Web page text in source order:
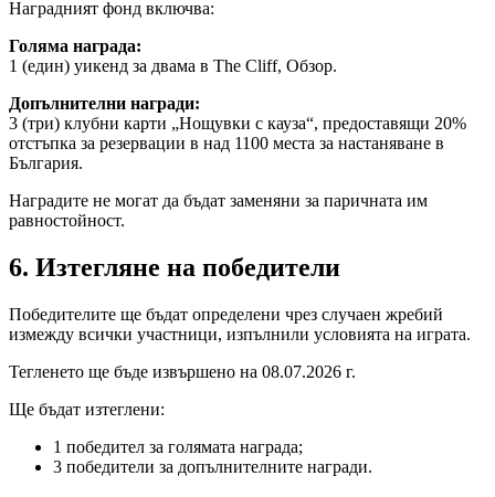
Наградният фонд включва:
Голяма награда:
1 (един) уикенд за двама в The Cliff, Обзор.
Допълнителни награди:
3 (три) клубни карти „Нощувки с кауза“, предоставящи 20%
отстъпка за резервации в над 1100 места за настаняване в
България.
Наградите не могат да бъдат заменяни за паричната им
равностойност.
6. Изтегляне на победители
Победителите ще бъдат определени чрез случаен жребий
измежду всички участници, изпълнили условията на играта.
Тегленето ще бъде извършено на 08.07.2026 г.
Ще бъдат изтеглени:
1 победител за голямата награда;
3 победители за допълнителните награди.